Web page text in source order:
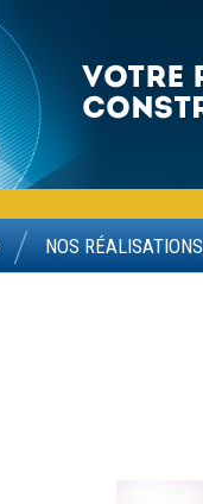
NOS RÉALISATIONS